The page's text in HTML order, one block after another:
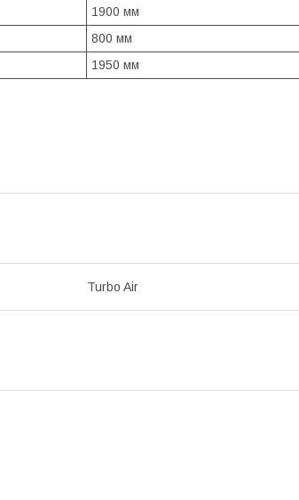
1900 мм
800 мм
1950 мм
Turbo Air